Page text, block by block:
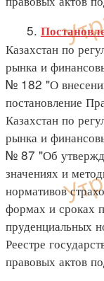
5.
Казахстан по
рынка и
№ 182 "О
постановление
Казахстан по
рынка и
№ 87 "Об
значениях и
нормативов
формах и сроках
пруденциальных
Реестре
правовых актов